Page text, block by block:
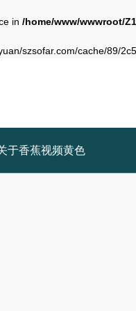
in /home/www/wwwroot/
szsofar.com/cache/89/
于香蕉视频黄色